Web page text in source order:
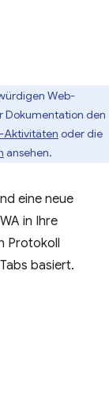
Web-
Dokumentation den
Aktivitäten oder die
ansehen.
eine neue
in Ihre
Protokoll
basiert.